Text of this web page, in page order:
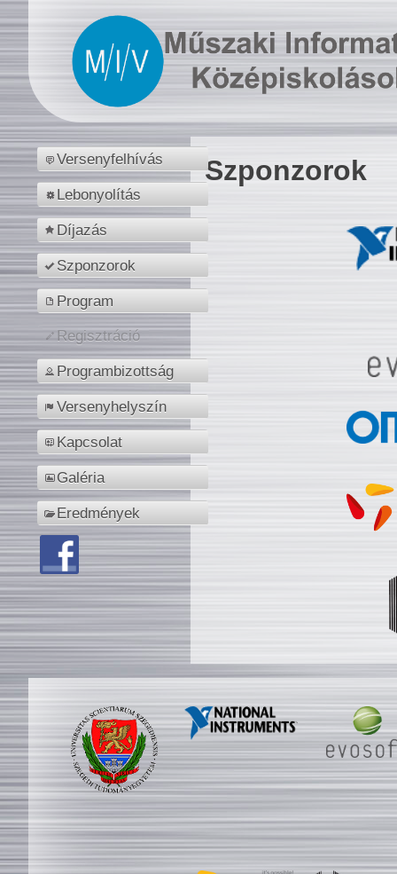
Versenyfelhívás
Lebonyolítás
Díjazás
Szponzorok
Program
Regisztráció
Programbizottság
Versenyhelyszín
Kapcsolat
Galéria
Eredmények
Szponzorok